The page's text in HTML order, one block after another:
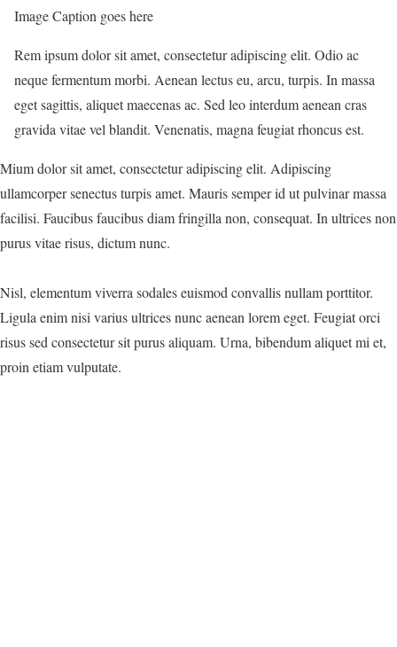
Image Caption goes here
Rem ipsum dolor sit amet, consectetur adipiscing elit. Odio ac
neque fermentum morbi. Aenean lectus eu, arcu, turpis. In massa
eget sagittis, aliquet maecenas ac. Sed leo interdum aenean cras
gravida vitae vel blandit. Venenatis, magna feugiat rhoncus est.
Mium dolor sit amet, consectetur adipiscing elit. Adipiscing
ullamcorper senectus turpis amet. Mauris semper id ut pulvinar massa
facilisi. Faucibus faucibus diam fringilla non, consequat. In ultrices non
purus vitae risus, dictum nunc.
Nisl, elementum viverra sodales euismod convallis nullam porttitor.
Ligula enim nisi varius ultrices nunc aenean lorem eget. Feugiat orci
risus sed consectetur sit purus aliquam. Urna, bibendum aliquet mi et,
proin etiam vulputate.